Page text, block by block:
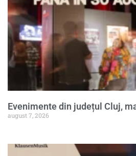
Evenimente din județul Cluj,
august 7, 2026